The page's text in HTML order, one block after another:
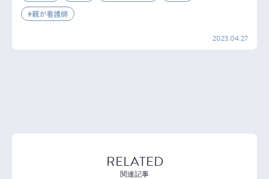
親が看護師
2023.04.27
RELATED
関連記事